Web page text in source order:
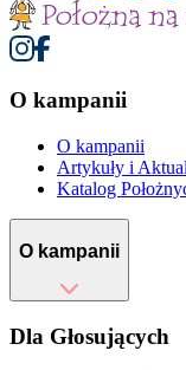
O kampanii
O kampanii
Artykuły i
Katalog
O kampanii
Dla Głosujących